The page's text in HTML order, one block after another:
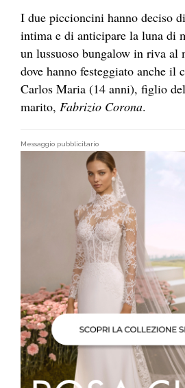
I due piccioncini hanno deciso
intima e di anticipare la luna di
un lussuoso bungalow in riva al
dove hanno festeggiato anche il
Carlos Maria (14 anni), figlio
marito, Fabrizio Corona.
Messaggio pubblicitario